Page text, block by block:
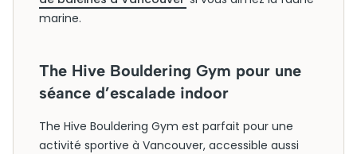
marine.
The Hive Bouldering Gym pour une
séance d’escalade indoor
The Hive Bouldering Gym est parfait pour une
activité sportive à Vancouver, accessible aussi